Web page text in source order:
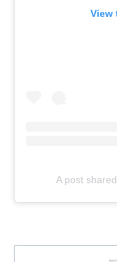
View
A post